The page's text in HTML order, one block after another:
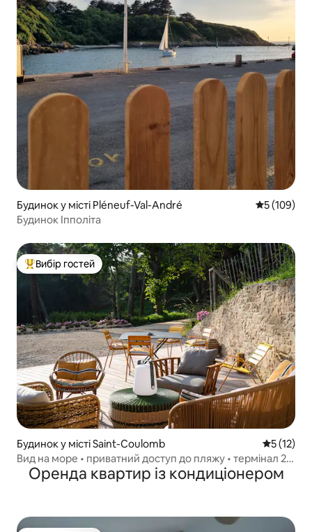
Будинок у місті Pléneuf-Val-André Середня
5 (109)
Будинок Іпполіта
Топ вибір гостей
Вибір гостей
Будинок у місті Saint-Coulomb Середня
5 (12)
Вид на море • приватний доступ до пляжу • термінал 22
кВтОренда квартир із кондиціонером